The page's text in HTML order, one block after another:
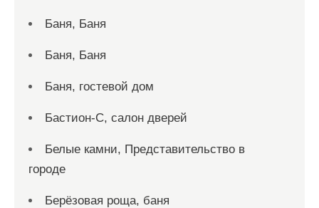
Баня, Баня
Баня, Баня
Баня, гостевой дом
Бастион-С, салон дверей
Белые камни, Представительство в
городе
Берёзовая роща, баня